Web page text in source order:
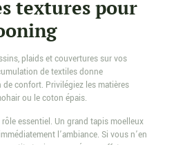
textures pour
plaids et couvertures sur vos
de textiles donne
confort. Privilégiez les matières
ou le coton épais.
essentiel. Un grand tapis moelleux
l’ambiance. Si vous n’en